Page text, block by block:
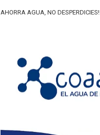
AHORRA AGUA, NO DESPERDICIES!